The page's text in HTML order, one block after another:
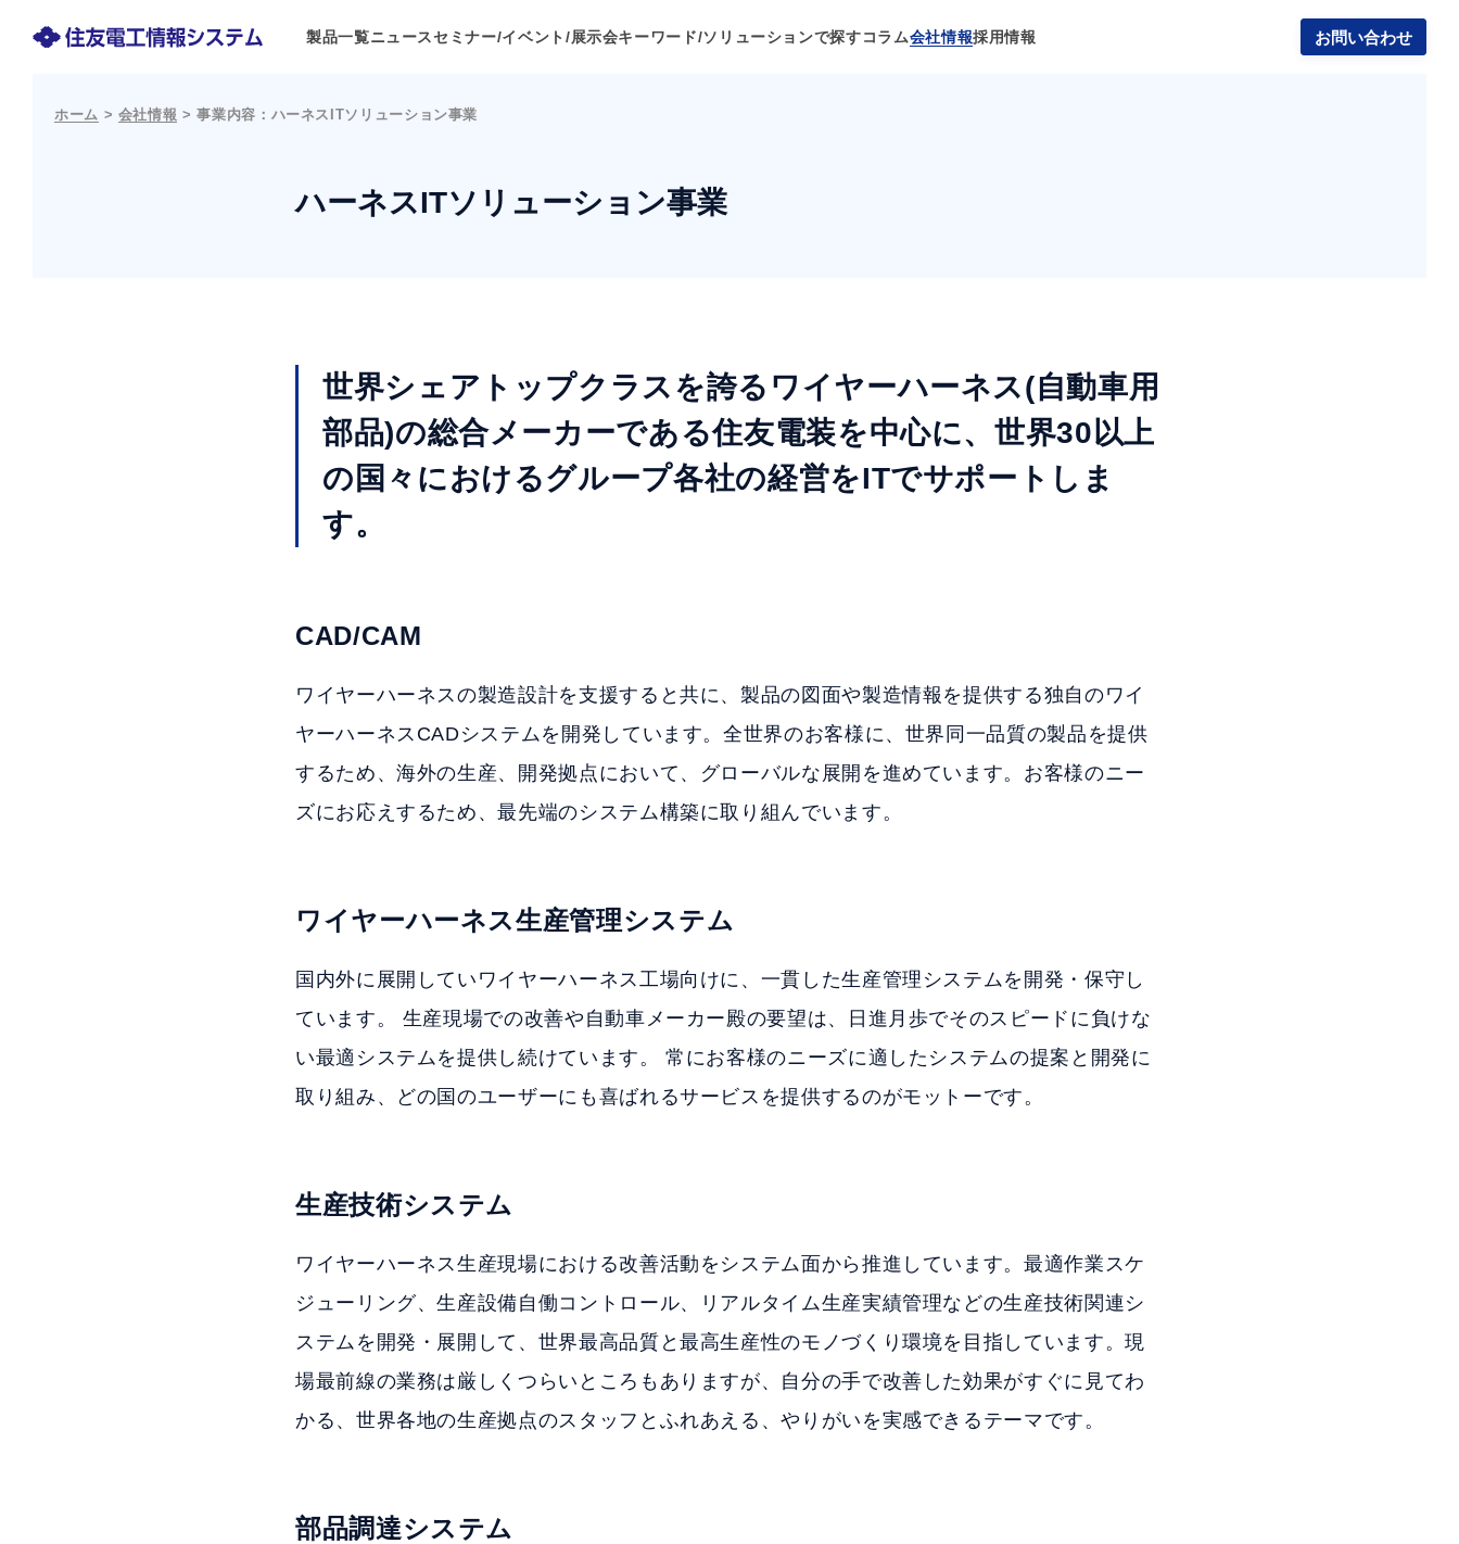
製品一覧ニュースセミナー/イベント/展示会キーワード/ソリューションで探すコラム会社情報採用情報 お問い合わせ
ホーム > 会社情報 >事業内容：ハーネスITソリューション事業
ハーネスITソリューション事業
世界シェアトップクラスを誇るワイヤーハーネス(自動車用
部品)の総合メーカーである住友電装を中心に、世界30以上
の国々におけるグループ各社の経営をITでサポートしま
す。
CAD/CAM
ワイヤーハーネスの製造設計を支援すると共に、製品の図面や製造情報を提供する独自のワイ
ヤーハーネスCADシステムを開発しています。全世界のお客様に、世界同一品質の製品を提供
するため、海外の生産、開発拠点において、グローバルな展開を進めています。お客様のニー
ズにお応えするため、最先端のシステム構築に取り組んでいます。
ワイヤーハーネス生産管理システム
国内外に展開していワイヤーハーネス工場向けに、一貫した生産管理システムを開発・保守し
ています。 生産現場での改善や自動車メーカー殿の要望は、日進月歩でそのスピードに負けな
い最適システムを提供し続けています。 常にお客様のニーズに適したシステムの提案と開発に
取り組み、どの国のユーザーにも喜ばれるサービスを提供するのがモットーです。
生産技術システム
ワイヤーハーネス生産現場における改善活動をシステム面から推進しています。最適作業スケ
ジューリング、生産設備自働コントロール、リアルタイム生産実績管理などの生産技術関連シ
ステムを開発・展開して、世界最高品質と最高生産性のモノづくり環境を目指しています。現
場最前線の業務は厳しくつらいところもありますが、自分の手で改善した効果がすぐに見てわ
かる、世界各地の生産拠点のスタッフとふれあえる、やりがいを実感できるテーマです。
部品調達システム